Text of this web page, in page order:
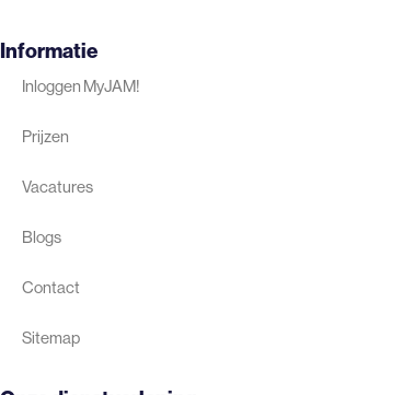
Informatie
Inloggen MyJAM!
Prijzen
Vacatures
Blogs
Contact
Sitemap